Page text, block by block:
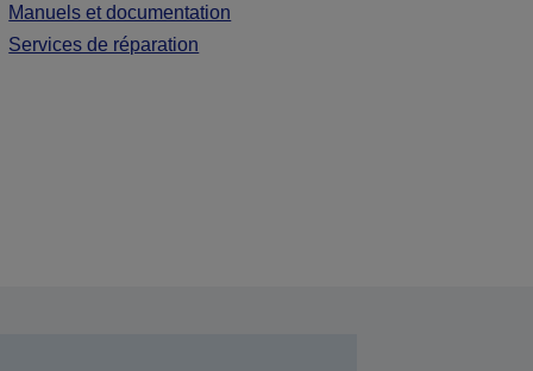
Manuels et documentation
Services de réparation